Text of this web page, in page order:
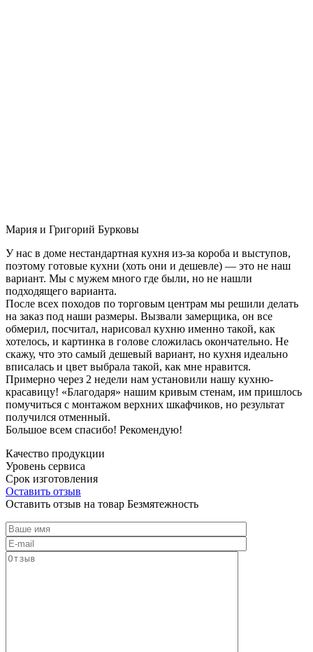
Мария и Григорий Бурковы
У нас в доме нестандартная кухня из-за короба и выступов,
поэтому готовые кухни (хоть они и дешевле) — это не наш
вариант. Мы с мужем много где были, но не нашли
подходящего варианта.
После всех походов по торговым центрам мы решили делать
на заказ под наши размеры. Вызвали замерщика, он все
обмерил, посчитал, нарисовал кухню именно такой, как
хотелось, и картинка в голове сложилась окончательно. Не
скажу, что это самый дешевый вариант, но кухня идеально
вписалась и цвет выбрала такой, как мне нравится.
Примерно через 2 недели нам установили нашу кухню-
красавицу! «Благодаря» нашим кривым стенам, им пришлось
помучиться с монтажом верхних шкафчиков, но результат
получился отменный.
Большое всем спасибо! Рекомендую!
Качество продукции
Уровень сервиса
Срок изготовления
Оставить отзыв
Оставить отзыв на товар Безмятежность